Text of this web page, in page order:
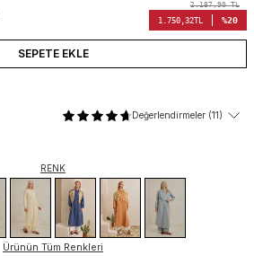
2.187,90TL
1.750,32TL %20
SEPETE EKLE
Değerlendirmeler (11)
RENK
Ürünün Tüm Renkleri